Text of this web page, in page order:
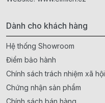
Dành cho khách hàng
Hệ thống Showroom
Điểm bảo hành
Chính sách trách nhiệm xã hội
Chứng nhận sản phẩm